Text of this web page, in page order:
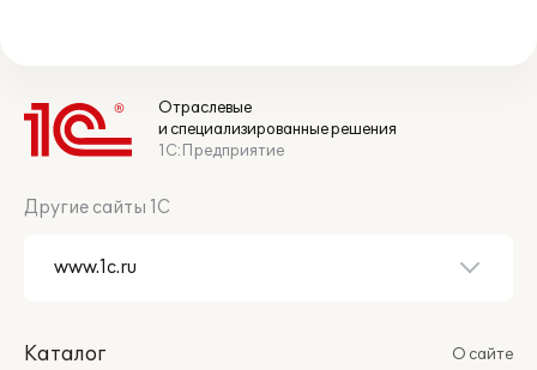
Отраслевые
и специализированные решения
1С:Предприятие
Другие сайты 1С
Каталог
О сайте